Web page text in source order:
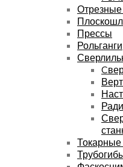
Отрезные
Прессы
Рольганги
Токарные